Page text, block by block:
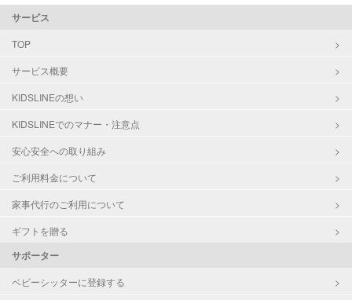
サービス
TOP
サービス概要
KIDSLINEの想い
KIDSLINEでのマナー・注意点
安心安全への取り組み
ご利用料金について
家事代行のご利用について
ギフトを贈る
サポーター
ベビーシッターに登録する